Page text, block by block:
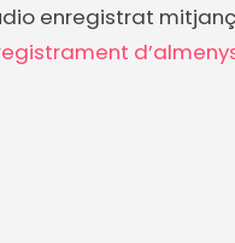
enregistrat